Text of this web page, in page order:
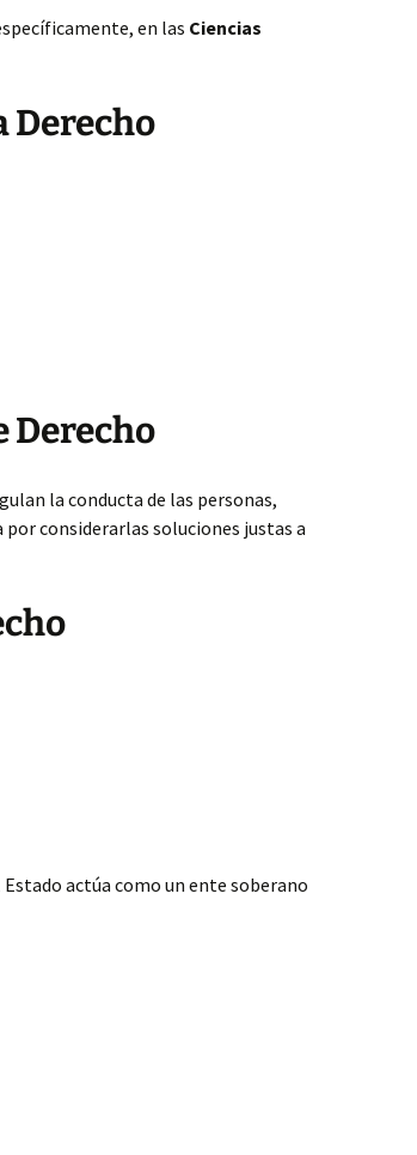
en las Ciencias
Derecho
Derecho
la conducta de las personas,
considerarlas soluciones justas a
actúa como un ente soberano